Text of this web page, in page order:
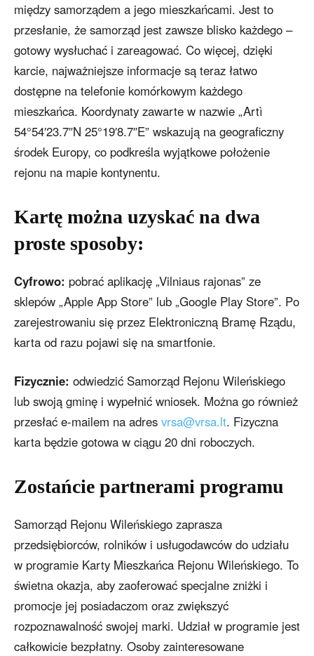
między samorządem a jego mieszkańcami. Jest to
przesłanie, że samorząd jest zawsze blisko każdego –
gotowy wysłuchać i zareagować. Co więcej, dzięki
karcie, najważniejsze informacje są teraz łatwo
dostępne na telefonie komórkowym każdego
mieszkańca. Koordynaty zawarte w nazwie „Artì
54°54′23.7″N 25°19′8.7″E” wskazują na geograficzny
środek Europy, co podkreśla wyjątkowe położenie
rejonu na mapie kontynentu.
Kartę można uzyskać na dwa
proste sposoby:
Cyfrowo: pobrać aplikację „Vilniaus rajonas” ze
sklepów „Apple App Store” lub „Google Play Store”. Po
zarejestrowaniu się przez Elektroniczną Bramę Rządu,
karta od razu pojawi się na smartfonie.
Fizycznie: odwiedzić Samorząd Rejonu Wileńskiego
lub swoją gminę i wypełnić wniosek. Można go również
przesłać e-mailem na adres vrsa@vrsa.lt. Fizyczna
karta będzie gotowa w ciągu 20 dni roboczych.
Zostańcie partnerami programu
Samorząd Rejonu Wileńskiego zaprasza
przedsiębiorców, rolników i usługodawców do udziału
w programie Karty Mieszkańca Rejonu Wileńskiego. To
świetna okazja, aby zaoferować specjalne zniżki i
promocje jej posiadaczom oraz zwiększyć
rozpoznawalność swojej marki. Udział w programie jest
całkowicie bezpłatny. Osoby zainteresowane